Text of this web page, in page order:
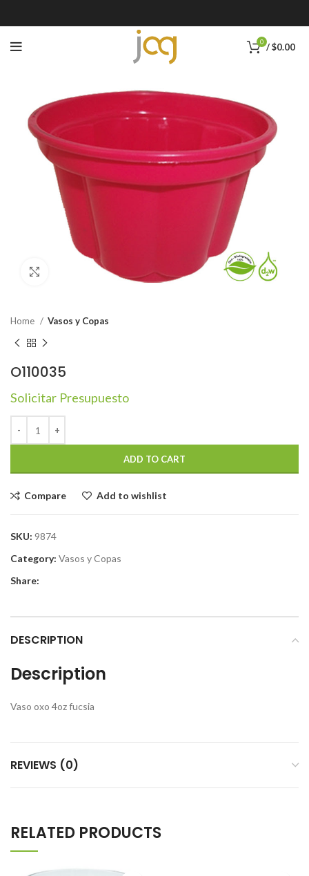
0 /$0.00
Click to enlarge
Home Vasos y Copas
O110035
Solicitar Presupuesto
ADD TO CART
Compare Add to wishlist
SKU: 9874
Category: Vasos y Copas
Share:
DESCRIPTION
Description
Vaso oxo 4oz fucsia
REVIEWS (0)
RELATED PRODUCTS